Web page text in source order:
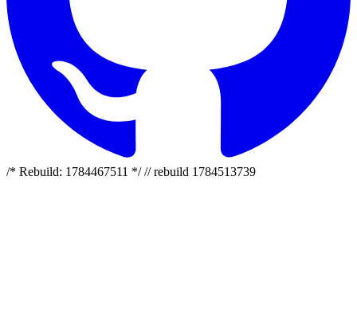
/* Rebuild: 1784467511 */ // rebuild 1784513739